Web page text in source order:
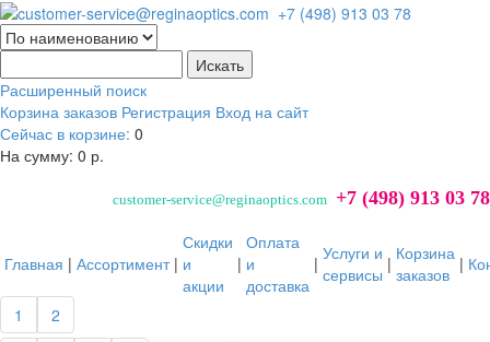
Расширенный поиск
Корзина заказов Регистрация Вход на сайт
Сейчас в корзине: 0
На сумму: 0 р.
customer-service@reginaoptics.com +7 (498) 913 03 78
Главная | Ассортимент |
Скидки
и
акции
|
Оплата
и
доставка
| Услуги и
сервисы | Корзина
заказов |
далее...
1 2